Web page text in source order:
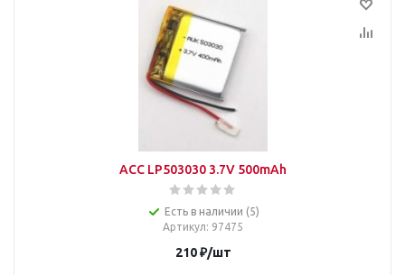
ACC LP503030 3.7V 500mAh
Есть в наличии (5)
Артикул: 97475
210₽/шт